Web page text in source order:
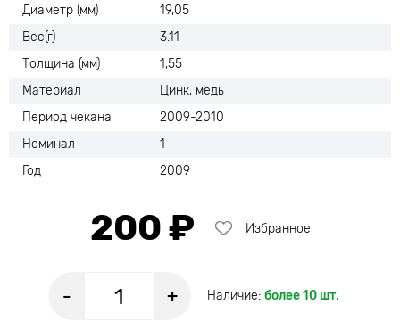
Диаметр (мм)
19,05
Вес(г)
3.11
Толщина (мм)
1,55
Материал
Цинк, медь
Период чекана
2009-2010
Номинал
1
Год
2009
200 ₽ Избранное
- + Наличие: более 10 шт.